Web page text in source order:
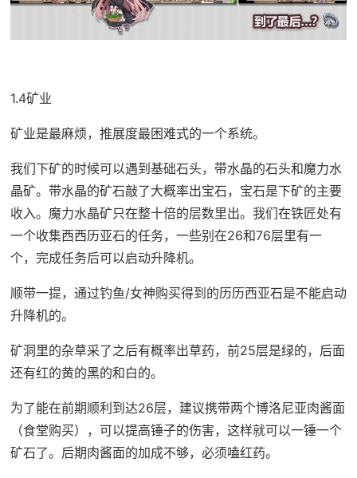
1.4矿业
矿业是最麻烦，推展度最困难式的一个系统。
我们下矿的时候可以遇到基础石头，带水晶的石头和魔力水
晶矿。带水晶的矿石敲了大概率出宝石，宝石是下矿的主要
收入。魔力水晶矿只在整十倍的层数里出。我们在铁匠处有
一个收集西西历亚石的任务，一些别在26和76层里有一
个，完成任务后可以启动升降机。
顺带一提，通过钓鱼/女神购买得到的历历西亚石是不能启动
升降机的。
矿洞里的杂草采了之后有概率出草药，前25层是绿的，后面
还有红的黄的黑的和白的。
为了能在前期顺利到达26层，建议携带两个博洛尼亚肉酱面
（食堂购买），可以提高锤子的伤害，这样就可以一锤一个
矿石了。后期肉酱面的加成不够，必须嗑红药。